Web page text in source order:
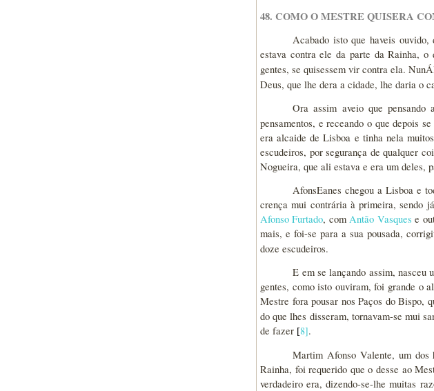
48. COMO O MESTRE QUISERA
Acabado isto que haveis
estava contra ele da parte da Rainha,
gentes, se quisessem vir contra ela.
Deus, que lhe dera a cidade, lhe daria o
Ora assim aveio que
pensamentos, e receando o que depois
era alcaide de Lisboa e tinha nela
escudeiros, por segurança de qualquer
Nogueira, que ali estava e era um deles,
AfonsEanes chegou a Lisboa e
crença mui contrária à primeira, sendo
Afonso Furtado, comAntão Vasques e
mais, e foi-se para a sua pousada,
doze escudeiros.
E em se lançando assim, nasceu
gentes, como isto ouviram, foi grande o
Mestre fora pousar nos Paços do Bispo,
do que lhes disseram, tornavam-se mui
de fazer [8].
Martim Afonso Valente, um dos
Rainha, foi requerido que o desse ao
verdadeiro era, dizendo-se-lhe muitas